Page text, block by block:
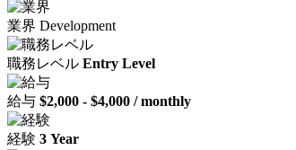
業界 Development
職務レベル Entry Level
給与 $2,000 - $4,000 / monthly
経験 3 Year